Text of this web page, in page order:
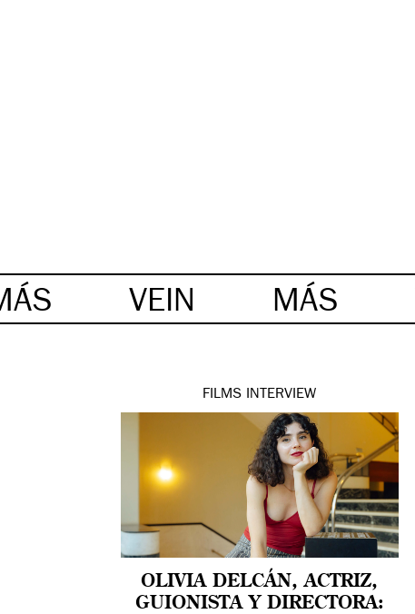
VEIN MÁS
FILMS INTERVIEW
OLIVIA DELCÁN, ACTRIZ,
GUIONISTA Y DIRECTORA: